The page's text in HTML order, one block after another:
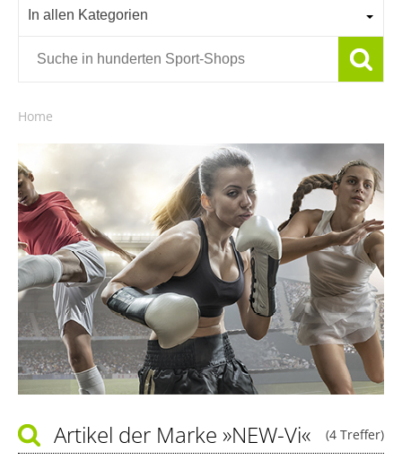
In allen Kategorien
Home
(4 Treffer)
Artikel der Marke »NEW-Vi«